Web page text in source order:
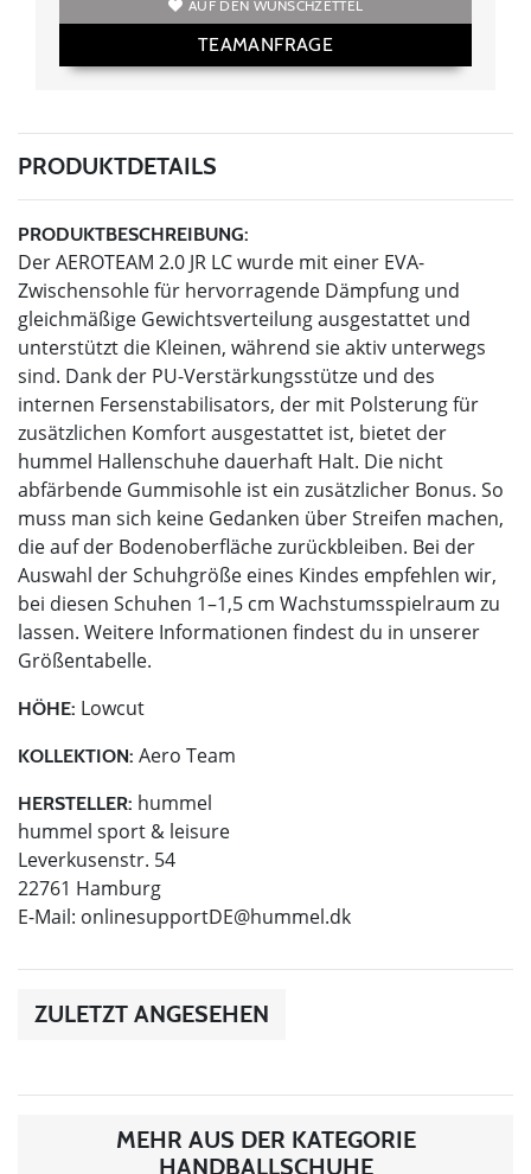
AUF DEN WUNSCHZETTEL
TEAMANFRAGE
PRODUKTDETAILS
PRODUKTBESCHREIBUNG:
Der AEROTEAM 2.0 JR LC wurde mit einer EVA-
Zwischensohle für hervorragende Dämpfung und
gleichmäßige Gewichtsverteilung ausgestattet und
unterstützt die Kleinen, während sie aktiv unterwegs
sind. Dank der PU-Verstärkungsstütze und des
internen Fersenstabilisators, der mit Polsterung für
zusätzlichen Komfort ausgestattet ist, bietet der
hummel Hallenschuhe dauerhaft Halt. Die nicht
abfärbende Gummisohle ist ein zusätzlicher Bonus. So
muss man sich keine Gedanken über Streifen machen,
die auf der Bodenoberfläche zurückbleiben. Bei der
Auswahl der Schuhgröße eines Kindes empfehlen wir,
bei diesen Schuhen 1–1,5 cm Wachstumsspielraum zu
lassen. Weitere Informationen findest du in unserer
Größentabelle.
HÖHE: Lowcut
KOLLEKTION: Aero Team
HERSTELLER: hummel
hummel sport & leisure
Leverkusenstr. 54
22761 Hamburg
E-Mail: onlinesupportDE@hummel.dk
ZULETZT ANGESEHEN
MEHR AUS DER KATEGORIE
HANDBALLSCHUHE